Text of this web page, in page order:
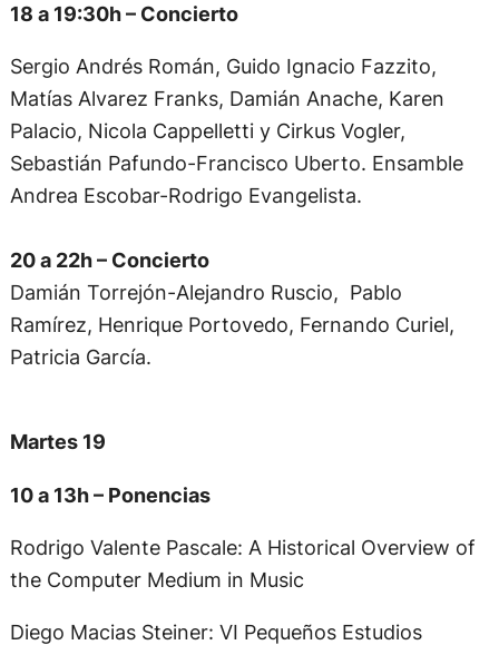
18 a 19:30h – Concierto
Sergio Andrés Román, Guido Ignacio Fazzito,
Matías Alvarez Franks, Damián Anache, Karen
Palacio, Nicola Cappelletti y Cirkus Vogler,
Sebastián Pafundo-Francisco Uberto. Ensamble
Andrea Escobar-Rodrigo Evangelista.
20 a 22h – Concierto
Damián Torrejón-Alejandro Ruscio, Pablo
Ramírez, Henrique Portovedo, Fernando Curiel,
Patricia García.
Martes 19
10 a 13h – Ponencias
Rodrigo Valente Pascale: A Historical Overview of
the Computer Medium in Music
Diego Macias Steiner: VI Pequeños Estudios